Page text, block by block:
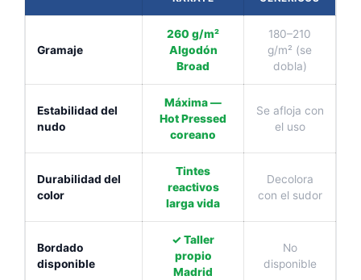
Gramaje
260 g/m²
Algodón
Broad
180–210
g/m² (se
dobla)
Estabilidad del
nudo
Máxima —
Hot Pressed
coreano
Se afloja con
el uso
Durabilidad del
color
Tintes
reactivos
larga vida
Decolora
con el sudor
Bordado
disponible
✓ Taller
propio
Madrid
No
disponible